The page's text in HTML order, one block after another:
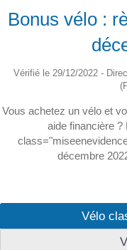
Bonus vélo :
Vérifié le 29/12/2022 -
Vous achetez un vélo et
aide financière
décembre
Vélo